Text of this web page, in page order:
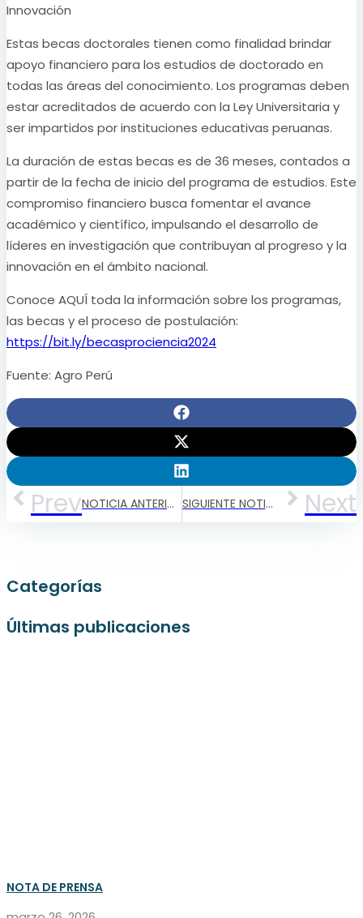
Innovación
Estas becas doctorales tienen como finalidad brindar
apoyo financiero para los estudios de doctorado en
todas las áreas del conocimiento. Los programas deben
estar acreditados de acuerdo con la Ley Universitaria y
ser impartidos por instituciones educativas peruanas.
La duración de estas becas es de 36 meses, contados a
partir de la fecha de inicio del programa de estudios. Este
compromiso financiero busca fomentar el avance
académico y científico, impulsando el desarrollo de
líderes en investigación que contribuyan al progreso y la
innovación en el ámbito nacional.
Conoce AQUÍ toda la información sobre los programas,
las becas y el proceso de postulación:
https://bit.ly/becasprociencia2024
Fuente: Agro Perú
Prev NOTICIA ANTERIOR SIGUIENTE NOTICIA Next
Categorías
Últimas publicaciones
NOTA DE PRENSA